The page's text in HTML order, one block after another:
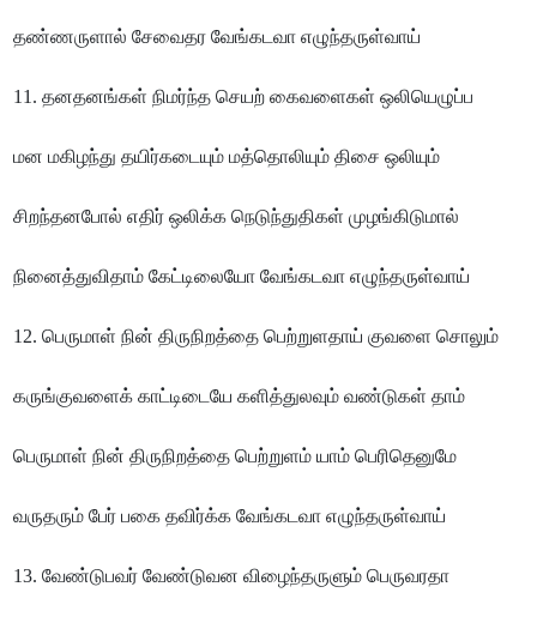
தண்ணருளால் சேவைதர வேங்கடவா எழுந்தருள்வாய்
11. தனதனங்கள் நிமர்ந்த செயற் கைவளைகள் ஒலியெழுப்ப
மன மகிழந்து தயிர்கடையும் மத்தொலியும் திசை ஒலியும்
சிறந்தனபோல் எதிர் ஒலிக்க நெடுந்துதிகள் முழங்கிடுமால்
நினைத்துவிதாம் கேட்டிலையோ வேங்கடவா எழுந்தருள்வாய்
12. பெருமாள் நின் திருநிறத்தை பெற்றுளதாய் குவளை சொலும்
கருங்குவளைக் காட்டிடையே களித்துலவும் வண்டுகள் தாம்
பெருமாள் நின் திருநிறத்தை பெற்றுளம் யாம் பெரிதெனுமே
வருதரும் பேர் பகை தவிர்க்க வேங்கடவா எழுந்தருள்வாய்
13. வேண்டுபவர் வேண்டுவன விழைந்தருளும் பெருவரதா